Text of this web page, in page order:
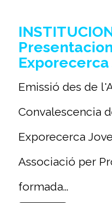
Emissió des de
Convalescencia
Exporecerca
Associació per
formada...